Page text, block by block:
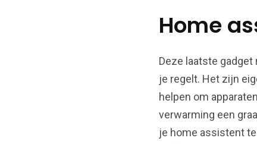
Home
Deze laatste
je regelt. Het zijn
helpen om
verwarming een
je home assistent